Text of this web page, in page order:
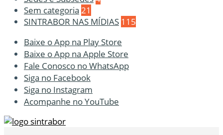
Sem categoria 21
SINTRABOR NAS MÍDIAS 115
Baixe o App na Play Store
Baixe o App na Apple Store
Fale Conosco no WhatsApp
Siga no Facebook
Siga no Instagram
Acompanhe no YouTube